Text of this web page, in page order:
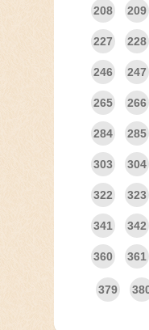
208 209
227 228
246 247
265 266
284 285
303 304
322 323
341 342
360 361
379